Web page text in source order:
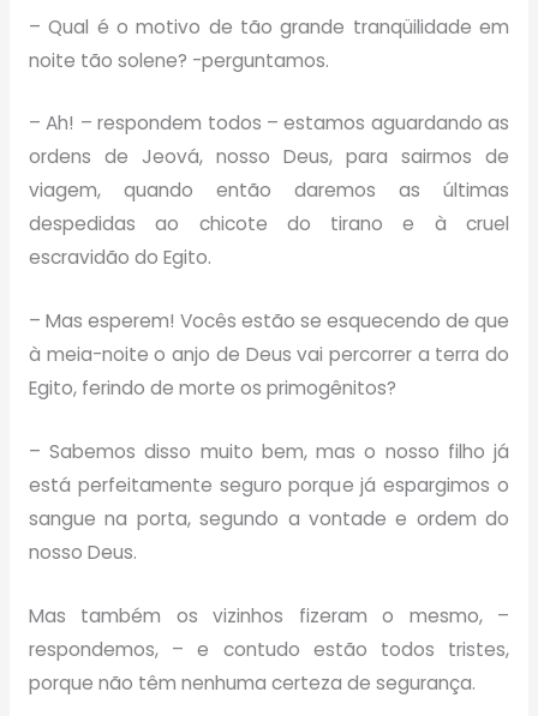
– Qual é o motivo de tão grande tranqüilidade em
noite tão solene? -perguntamos.
– Ah! – respondem todos – estamos aguardando as
ordens de Jeová, nosso Deus, para sairmos de
viagem, quando então daremos as últimas
despedidas ao chicote do tirano e à cruel
escravidão do Egito.
– Mas esperem! Vocês estão se esquecendo de que
à meia-noite o anjo de Deus vai percorrer a terra do
Egito, ferindo de morte os primogênitos?
– Sabemos disso muito bem, mas o nosso filho já
está perfeitamente seguro porque já espargimos o
sangue na porta, segundo a vontade e ordem do
nosso Deus.
Mas também os vizinhos fizeram o mesmo, –
respondemos, – e contudo estão todos tristes,
porque não têm nenhuma certeza de segurança.